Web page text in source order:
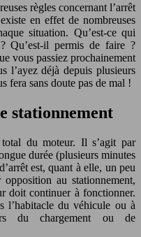
règles concernant l’arrêt
en effet de nombreuses
situation. Qu’est-ce qui
Qu’est-il permis de faire ?
vous passiez prochainement
l’ayez déjà depuis plusieurs
fera sans doute pas de mal !
stationnement
du moteur. Il s’agit par
durée (plusieurs minutes
est, quant à elle, un peu
au stationnement,
doit continuer à fonctionner.
l’habitacle du véhicule ou à
du chargement ou de